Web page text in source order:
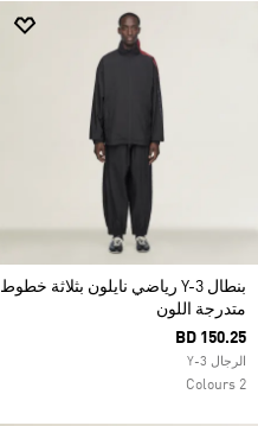
بنطال Y-3 رياضي نايلون بثلاثة خطوط
متدرجة اللون
BD 150.25
الرجال Y-3
2 Colours